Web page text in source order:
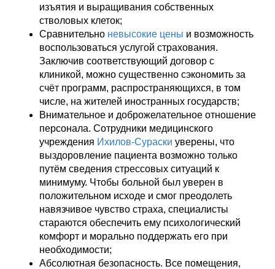
изъятия и выращивания собственных
стволовых клеток;
Сравнительно невысокие цены и возможность
воспользоваться услугой страхования.
Заключив соответствующий договор с
клиникой, можно существенно сэкономить за
счёт программ, распространяющихся, в том
числе, на жителей иностранных государств;
Внимательное и доброжелательное отношение
персонала. Сотрудники медицинского
учреждения Ихилов-Сураски уверены, что
выздоровление пациента возможно только
путём сведения стрессовых ситуаций к
минимуму. Чтобы больной был уверен в
положительном исходе и смог преодолеть
навязчивое чувство страха, специалисты
стараются обеспечить ему психологический
комфорт и морально поддержать его при
необходимости;
Абсолютная безопасность. Все помещения,